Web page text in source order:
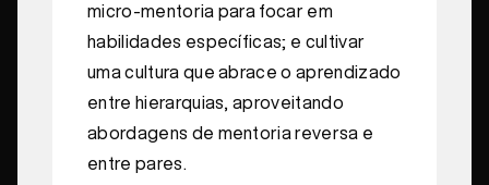
micro-mentoria para focar em
habilidades específicas; e cultivar
uma cultura que abrace o aprendizado
entre hierarquias, aproveitando
abordagens de mentoria reversa e
entre pares.